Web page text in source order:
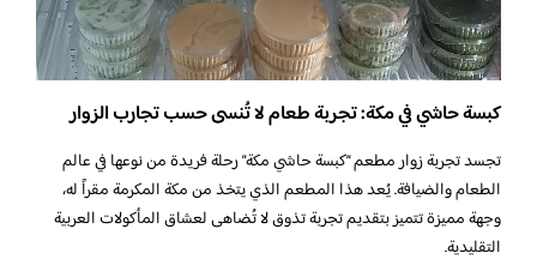
كبسة حاشي في مكة: تجربة طعام لا تُنسى حسب تجارب الزوار
تجسد تجربة زوار مطعم “كبسة حاشي مكة” رحلة فريدة من نوعها في عالم
الطعام والضيافة. يُعد هذا المطعم الذي يتخذ من مكة المكرمة مقراً له،
وجهة مميزة تتميز بتقديم تجربة تذوق لا تُضاهى لعشاق المأكولات العربية
التقليدية.